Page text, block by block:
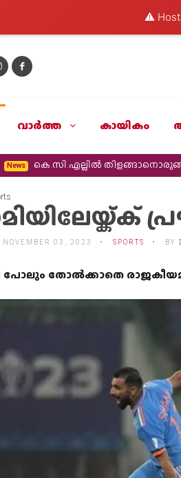
⚠️
വാര്‍ത്ത കായികം
News കെ.സി.എല്ലിൽ
NOVEMBER 03, 2023 SPORTS BY
പോലും തോൽക്കാതെ